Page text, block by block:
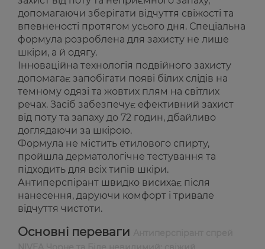
допомагаючи зберігати відчуття свіжості та
впевненості протягом усього дня. Спеціальна
формула розроблена для захисту не лише
шкіри, а й одягу.
Інноваційна технологія подвійного захисту
допомагає запобігати появі білих слідів на
темному одязі та жовтих плям на світлих
речах. Засіб забезпечує ефективний захист
від поту та запаху до 72 годин, дбайливо
доглядаючи за шкірою.
Формула не містить етилового спирту,
пройшла дерматологічне тестування та
підходить для всіх типів шкіри.
Антиперспірант швидко висихає після
нанесення, даруючи комфорт і тривале
відчуття чистоти.
Основні переваги